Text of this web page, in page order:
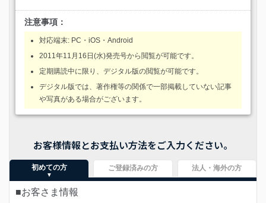
注意事項：
対応端末: PC・iOS・Android
2011年11月16日(水)発売号から閲覧が可能です。
定期購読中に限り、デジタル版の閲覧が可能です。
デジタル版では、著作権等の関係で一部掲載していない記事
や写真がある場合がございます。
お客様情報とお支払い方法をご入力ください。
初めての方 ご登録済みの方 法人・海外の方
■お客さま情報